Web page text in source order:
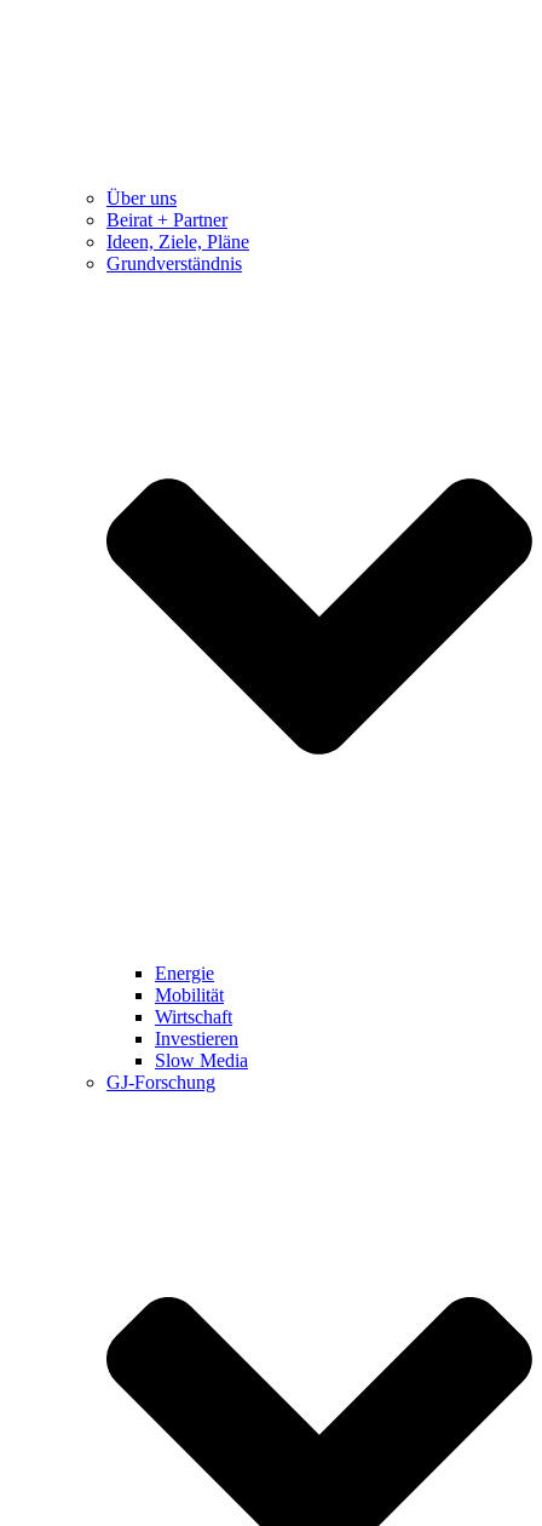
Über uns
Beirat + Partner
Ideen, Ziele, Pläne
Grundverständnis
Energie
Mobilität
Wirtschaft
Investieren
Slow Media
GJ-Forschung